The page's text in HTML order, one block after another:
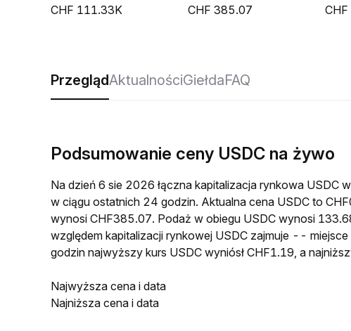
111.33K 385.07
PrzeglądAktualnościGiełdaFAQ
Podsumowanie ceny USDC na żywo
Na dzień 6 sie 2026 łączna kapitalizacja rynkowa USDC
w ciągu ostatnich 24 godzin. Aktualna cena USDC to
wynosi CHF385.07. Podaż w obiegu USDC wynosi
względem kapitalizacji rynkowej USDC zajmuje --
godzin najwyższy kurs USDC wyniósł CHF1.19, a
Najwyższa cena i data
Najniższa cena i data